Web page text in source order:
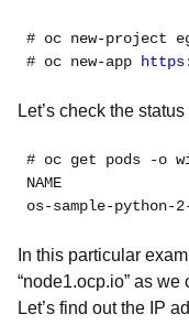
# oc new-project
# oc new-app
Let’s check the
# oc get pods -o
NAME
os-sample-
In this particular
“node1.ocp.io” as
Let’s find out the IP